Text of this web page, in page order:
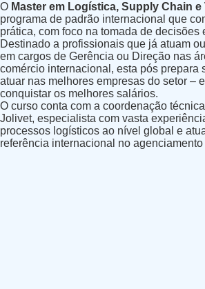
O Master em Logística, Supply Chain e
programa de padrão internacional que
prática, com foco na tomada de decisões
Destinado a profissionais que já atuam
em cargos de Gerência ou Direção nas
comércio internacional , esta pós prepara
atuar nas melhores empresas do setor –
conquistar os melhores salários.
O curso conta com a coordenação
Jolivet, especialista com vasta
processos logísticos ao nível global e
referência internacional no agenciamento